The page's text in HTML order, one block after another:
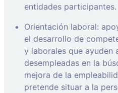
entidades participantes.
Orientación laboral:
el desarrollo de
y laborales que ayuden
desempleadas en la
mejora de la
pretende situar a la